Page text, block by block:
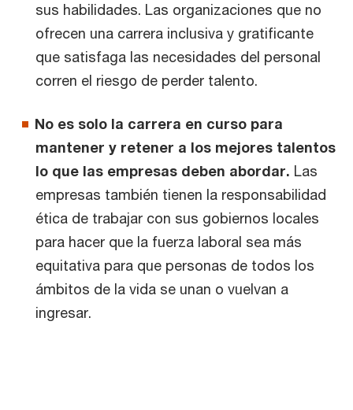
sus habilidades. Las organizaciones que no
ofrecen una carrera inclusiva y gratificante
que satisfaga las necesidades del personal
corren el riesgo de perder talento.
No es solo la carrera en curso para
mantener y retener a los mejores talentos
lo que las empresas deben abordar. Las
empresas también tienen la responsabilidad
ética de trabajar con sus gobiernos locales
para hacer que la fuerza laboral sea más
equitativa para que personas de todos los
ámbitos de la vida se unan o vuelvan a
ingresar.